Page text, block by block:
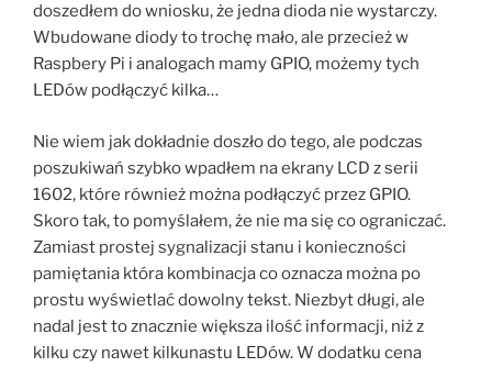
doszedłem do wniosku, że jedna dioda nie wystarczy.
Wbudowane diody to trochę mało, ale przecież w
Raspbery Pi i analogach mamy GPIO, możemy tych
LEDów podłączyć kilka…
Nie wiem jak dokładnie doszło do tego, ale podczas
poszukiwań szybko wpadłem na ekrany LCD z serii
1602, które również można podłączyć przez GPIO.
Skoro tak, to pomyślałem, że nie ma się co ograniczać.
Zamiast prostej sygnalizacji stanu i konieczności
pamiętania która kombinacja co oznacza można po
prostu wyświetlać dowolny tekst. Niezbyt długi, ale
nadal jest to znacznie większa ilość informacji, niż z
kilku czy nawet kilkunastu LEDów. W dodatku cena